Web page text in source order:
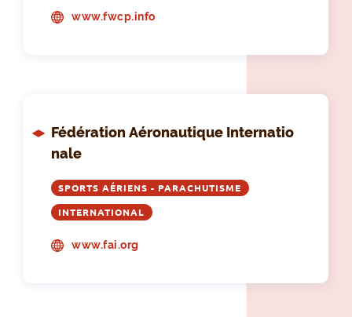
www.fwcp.info
Fédération Aéronautique Internatio
nale
SPORTS AÉRIENS - PARACHUTISME
INTERNATIONAL
www.fai.org